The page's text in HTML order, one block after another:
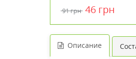
91 грн 46 грн
Описание